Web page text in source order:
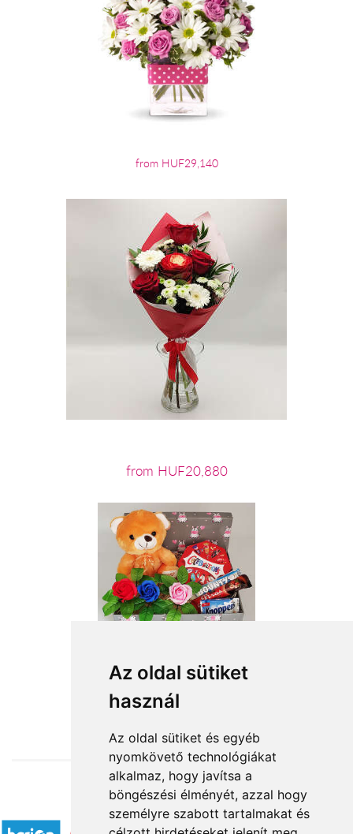
Az oldal sütiket
használ
Az oldal sütiket és egyéb
nyomkövető technológiákat
alkalmaz, hogy javítsa a
böngészési élményét, azzal hogy
személyre szabott tartalmakat és
from HUF29,140
from HUF20,880
from HUF16,200
Accepted payment methods